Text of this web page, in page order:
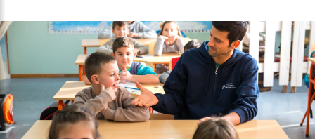
Serbian
English
Interests
Program updates